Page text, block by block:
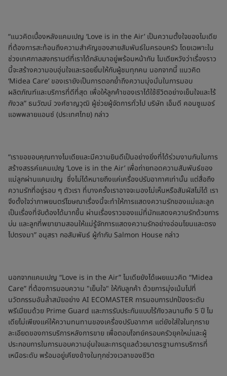
“แนวคิดเบื้องหลังแคมเปญ ‘Love is in the Air’ เป็นความตั้งใจของไมเดีย
ที่ต้องการสะท้อนถึงความสำคัญของสายสัมพันธ์ในครอบครัว โดยเฉพาะใน
ช่วงเทศกาลสงกรานต์ที่เราได้กลับมาอยู่พร้อมหน้ากัน ไมเดียหวังว่าเรื่องราว
นี้จะสร้างความอบอุ่นใจและรอยยิ้มให้กับผู้ชมทุกคน นอกจากนี้ แนวคิด
‘Midea Care’ ของเรายังเป็นการตอกย้ำถึงความมุ่งมั่นในการมอบ
ผลิตภัณฑ์และบริการที่ดีที่สุด เพื่อให้ลูกค้าของเราได้ใช้ชีวิตอย่างเย็นใจและไร้
กังวล” ธนวัฒน์ วงศ์ชาญวุฒิ ผู้ช่วยผู้จัดการทั่วไป บริษัท เอ็มดี คอนซูเมอร์
แอพพลายแอนซ์ (ประเทศไทย) กล่าว
“เราขอขอบคุณทางไมเดียและมีความยินดีเป็นอย่างยิ่งที่ได้ร่วมงานกันในการ
สร้างสรรค์แคมเปญ ‘Love is in the Air’ เพื่อถ่ายทอดความสัมพันธ์ของ
แม่ลูกผ่านแคมเปญ ซึ่งไม่ได้หมายถึงแค่เครื่องปรับอากาศเท่านั้น แต่สื่อถึง
ความรักที่อยู่รอบ ๆ ตัวเรา ที่บางครั้งเราอาจจะมองไม่เห็นหรือสัมผัสไม่ได้ เรา
จึงตั้งใจว่าภาพยนตร์โฆษณาเรื่องนี้จะทำให้การแสดงความรักของแม่และลูก
เป็นเรื่องที่จับต้องได้มากขึ้น ผ่านเรื่องราวของแม่ที่มักแสดงความรักด้วยการ
บ่น และลูกที่พยายามสอนให้แม่รู้จักการแสดงความรักอย่างอ่อนโยนและตรง
ไปตรงมา” อนุสรา กอสัมพันธ์ ผู้กำกับ Salmon House กล่าว
นอกจากแคมเปญ “Love is in the Air” ไมเดียยังได้เผยแนวคิด “Midea
Care” ที่ต้องการมอบความ "เย็นใจ" ให้กับลูกค้า ด้วยการมุ่งเน้นไปที่
นวัตกรรมอันล้ำสมัยอย่าง AI ECOMASTER การมอบการปกป้องระดับ
พรีเมียมด้วย Prime Guard และการรับประกันแบบไร้กังวลนานถึง 5 ปี ไม
เดียไม่เพียงแค่ให้ความทนทานของเครื่องปรับอากาศ แต่ยังใส่ใจในทุกราย
ละเอียดของการบริการหลังการขาย เพื่อตอบโจทย์ครอบครัวยุคใหม่และผู้
ประกอบการในการมอบความอุ่นใจและการดูแลด้วยมาตรฐานการบริการที่
เหนือระดับ พร้อมอยู่เคียงข้างในทุกช่วงเวลาของชีวิต